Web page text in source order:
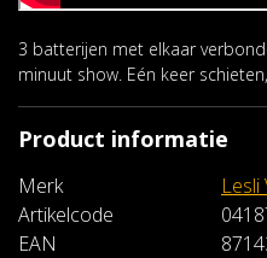
3 batterijen met elkaar
minuut show. Eén keer
Product informatie
Merk
Lesli
Artikelcode
EAN